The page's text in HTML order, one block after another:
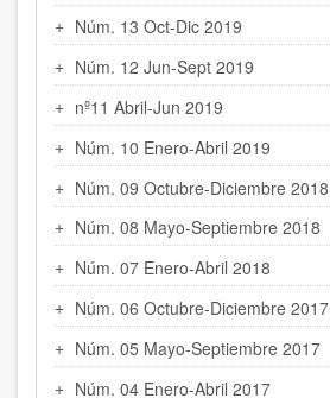
Núm. 13 Oct-Dic 2019
Núm. 12 Jun-Sept 2019
nº11 Abril-Jun 2019
Núm. 10 Enero-Abril 2019
Núm. 09 Octubre-Diciembre 2018
Núm. 08 Mayo-Septiembre 2018
Núm. 07 Enero-Abril 2018
Núm. 06 Octubre-Diciembre 2017
Núm. 05 Mayo-Septiembre 2017
Núm. 04 Enero-Abril 2017